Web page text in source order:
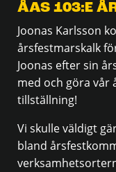
ÅAS 103:E
Joonas Karlsson
årsfestmarskalk
Joonas efter sin
med och göra vår
tillställning!
Vi skulle väldigt
bland